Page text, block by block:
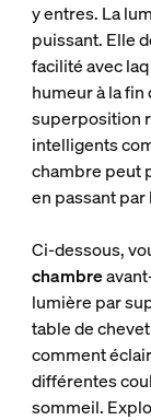
y entres. La
puissant. Elle
facilité avec
humeur à la fin
superposition
intelligents
chambre peut
en passant par
Ci-dessous,
chambre
lumière par
table de
comment
différentes
sommeil.